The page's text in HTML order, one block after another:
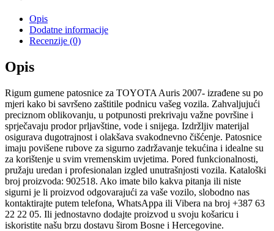
Opis
Dodatne informacije
Recenzije (0)
Opis
Rigum gumene patosnice za TOYOTA Auris 2007- izrađene su po
mjeri kako bi savršeno zaštitile podnicu vašeg vozila. Zahvaljujući
preciznom oblikovanju, u potpunosti prekrivaju važne površine i
sprječavaju prodor prljavštine, vode i snijega. Izdržljiv materijal
osigurava dugotrajnost i olakšava svakodnevno čišćenje. Patosnice
imaju povišene rubove za sigurno zadržavanje tekućina i idealne su
za korištenje u svim vremenskim uvjetima. Pored funkcionalnosti,
pružaju uredan i profesionalan izgled unutrašnjosti vozila. Kataloški
broj proizvoda: 902518. Ako imate bilo kakva pitanja ili niste
sigurni je li proizvod odgovarajući za vaše vozilo, slobodno nas
kontaktirajte putem telefona, WhatsAppa ili Vibera na broj +387 63
22 22 05. Ili jednostavno dodajte proizvod u svoju košaricu i
iskoristite našu brzu dostavu širom Bosne i Hercegovine.